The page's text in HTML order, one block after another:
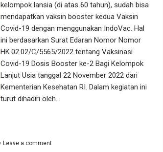
kelompok lansia (di atas 60 tahun), sudah bisa
mendapatkan vaksin booster kedua Vaksin
Covid-19 dengan menggunakan IndoVac. Hal
ini berdasarkan Surat Edaran Nomor Nomor
HK.02.02/C/5565/2022 tentang Vaksinasi
Covid-19 Dosis Booster ke-2 Bagi Kelompok
Lanjut Usia tanggal 22 November 2022 dari
Kementerian Kesehatan RI. Dalam kegiatan ini
turut dihadiri oleh…
Leave a comment